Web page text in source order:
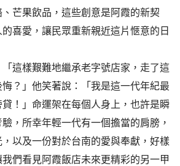
芒果飲品，這些創意是阿霞的新契
喜愛，讓民眾重新親近這片愜意的日
這樣艱難地繼承老字號店家，走了這
？」他笑著說：「我是這一代年紀最
！」命運架在每個人身上，也許是瞬
，所幸年輕一代有一個擔當的肩膀，
以及一份對於台南的愛與奉獻，好樣
們看見阿霞飯店未來更精彩的另一甲